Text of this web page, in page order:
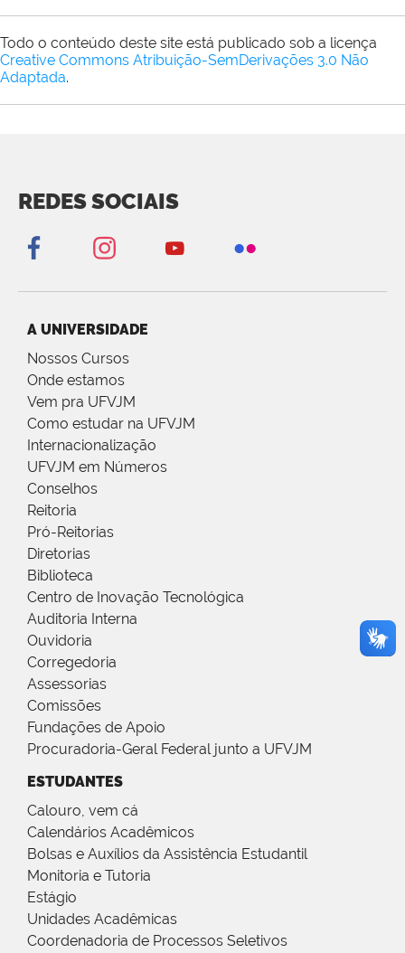
Todo o conteúdo deste site está publicado sob a licença
Creative Commons Atribuição-SemDerivações 3.0 Não
Adaptada.
REDES SOCIAIS
A UNIVERSIDADE
Nossos Cursos
Onde estamos
Vem pra UFVJM
Como estudar na UFVJM
Internacionalização
UFVJM em Números
Conselhos
Reitoria
Pró-Reitorias
Diretorias
Biblioteca
Centro de Inovação Tecnológica
Auditoria Interna
Ouvidoria
Corregedoria
Assessorias
Comissões
Fundações de Apoio
Procuradoria-Geral Federal junto a UFVJM
ESTUDANTES
Calouro, vem cá
Calendários Acadêmicos
Bolsas e Auxílios da Assistência Estudantil
Monitoria e Tutoria
Estágio
Unidades Acadêmicas
Coordenadoria de Processos Seletivos